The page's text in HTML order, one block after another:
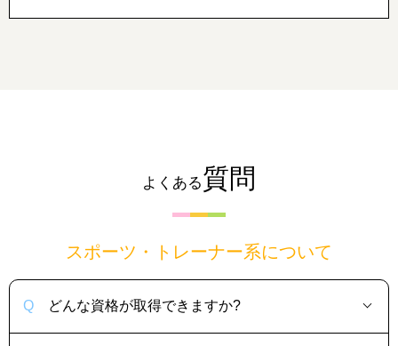
よくある質問
スポーツ・トレーナー系について
どんな資格が取得できますか?